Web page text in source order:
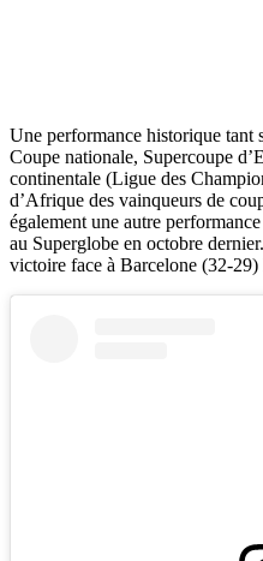
Une performance historique tant
Coupe nationale, Supercoupe
continentale (Ligue des
d’Afrique des vainqueurs de
également une autre
au Superglobe en octobre
victoire face à Barcelone (32-